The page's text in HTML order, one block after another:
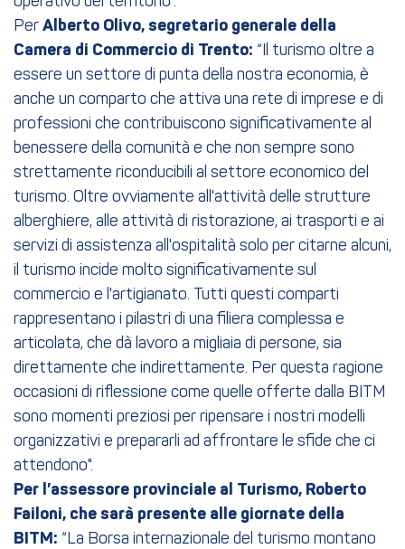
Per Alberto Olivo, segretario generale della
Camera di Commercio di Trento: “Il turismo oltre a
essere un settore di punta della nostra economia, è
anche un comparto che attiva una rete di imprese e di
professioni che contribuiscono significativamente al
benessere della comunità e che non sempre sono
strettamente riconducibili al settore economico del
turismo. Oltre ovviamente all'attività delle strutture
alberghiere, alle attività di ristorazione, ai trasporti e ai
servizi di assistenza all'ospitalità solo per citarne alcuni,
il turismo incide molto significativamente sul
commercio e l'artigianato. Tutti questi comparti
rappresentano i pilastri di una filiera complessa e
articolata, che dà lavoro a migliaia di persone, sia
direttamente che indirettamente. Per questa ragione
occasioni di riflessione come quelle offerte dalla BITM
sono momenti preziosi per ripensare i nostri modelli
organizzativi e prepararli ad affrontare le sfide che ci
attendono".
Per l’assessore provinciale al Turismo, Roberto
Failoni, che sarà presente alle giornate della
BITM: “La Borsa internazionale del turismo montano